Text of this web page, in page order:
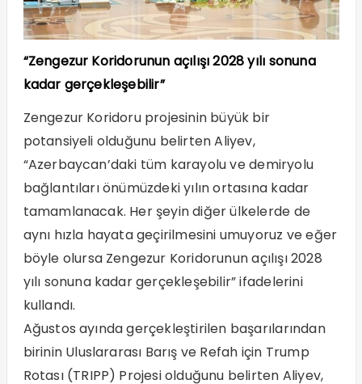
“Zengezur Koridorunun açılışı 2028 yılı sonuna
kadar gerçekleşebilir”
Zengezur Koridoru projesinin büyük bir
potansiyeli olduğunu belirten Aliyev,
“Azerbaycan’daki tüm karayolu ve demiryolu
bağlantıları önümüzdeki yılın ortasına kadar
tamamlanacak. Her şeyin diğer ülkelerde de
aynı hızla hayata geçirilmesini umuyoruz ve eğer
böyle olursa Zengezur Koridorunun açılışı 2028
yılı sonuna kadar gerçekleşebilir” ifadelerini
kullandı.
Ağustos ayında gerçekleştirilen başarılarından
birinin Uluslararası Barış ve Refah için Trump
Rotası (TRIPP) Projesi olduğunu belirten Aliyev,